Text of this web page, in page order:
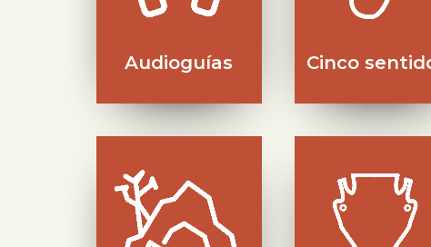
Audioguías Cinco